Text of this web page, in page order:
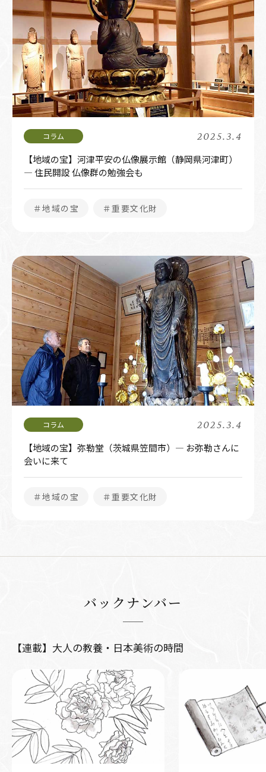
2025.3.4
【地域の宝】河津平安の仏像展示館（静岡県河津町）
― 住民開設 仏像群の勉強会も
＃地域の宝 ＃重要文化財
2025.3.4
【地域の宝】弥勒堂（茨城県笠間市）― お弥勒さんに
会いに来て
＃地域の宝 ＃重要文化財
バックナンバー
【連載】大人の教養・日本美術の時間